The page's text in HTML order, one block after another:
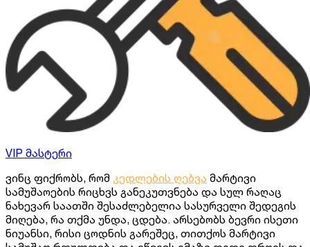
VIP მასტერი
ვინც ფიქრობს, რომ კედლების ღებვა მარტივი
სამუშაოების რიცხვს განეკუთვნება და სულ რაღაც
ნახევარ საათში შესაძლებელია სასურველი შედეგის
მიღება, რა თქმა უნდა, ცდება. არსებობს ბევრი ისეთი
ნიუანსი, რისი ცოდნის გარეშეც, თითქოს მარტივი